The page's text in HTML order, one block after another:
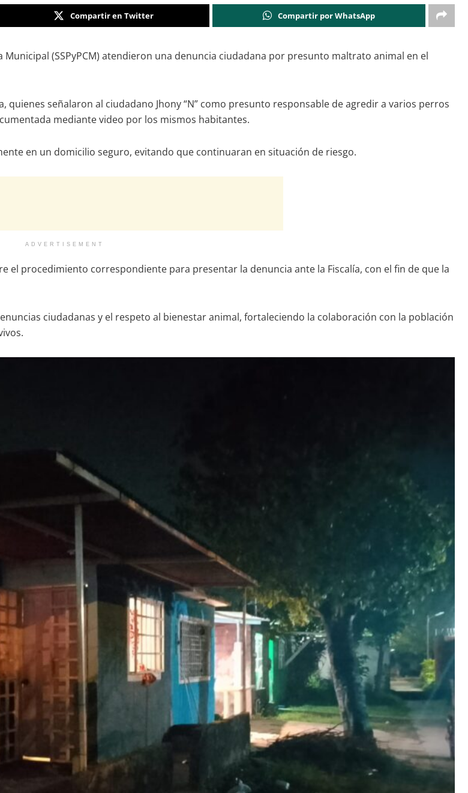
Compartir en Twitter Compartir por WhatsApp
(SSPyPCM) atendieron una denuncia ciudadana por presunto maltrato animal en el
señalaron al ciudadano Jhony “N” como presunto responsable de agredir a varios perros
mediante video por los mismos habitantes.
en un domicilio seguro, evitando que continuaran en situación de riesgo.
ADVERTISEMENT
el procedimiento correspondiente para presentar la denuncia ante la Fiscalía, con el fin de que la
ciudadanas y el respeto al bienestar animal, fortaleciendo la colaboración con la población